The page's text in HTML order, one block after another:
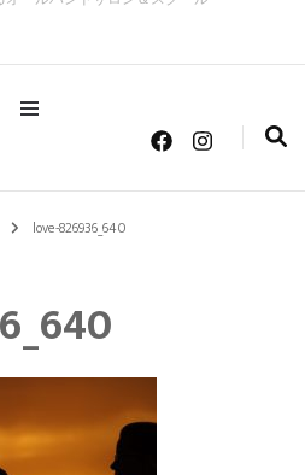
love-826936_640